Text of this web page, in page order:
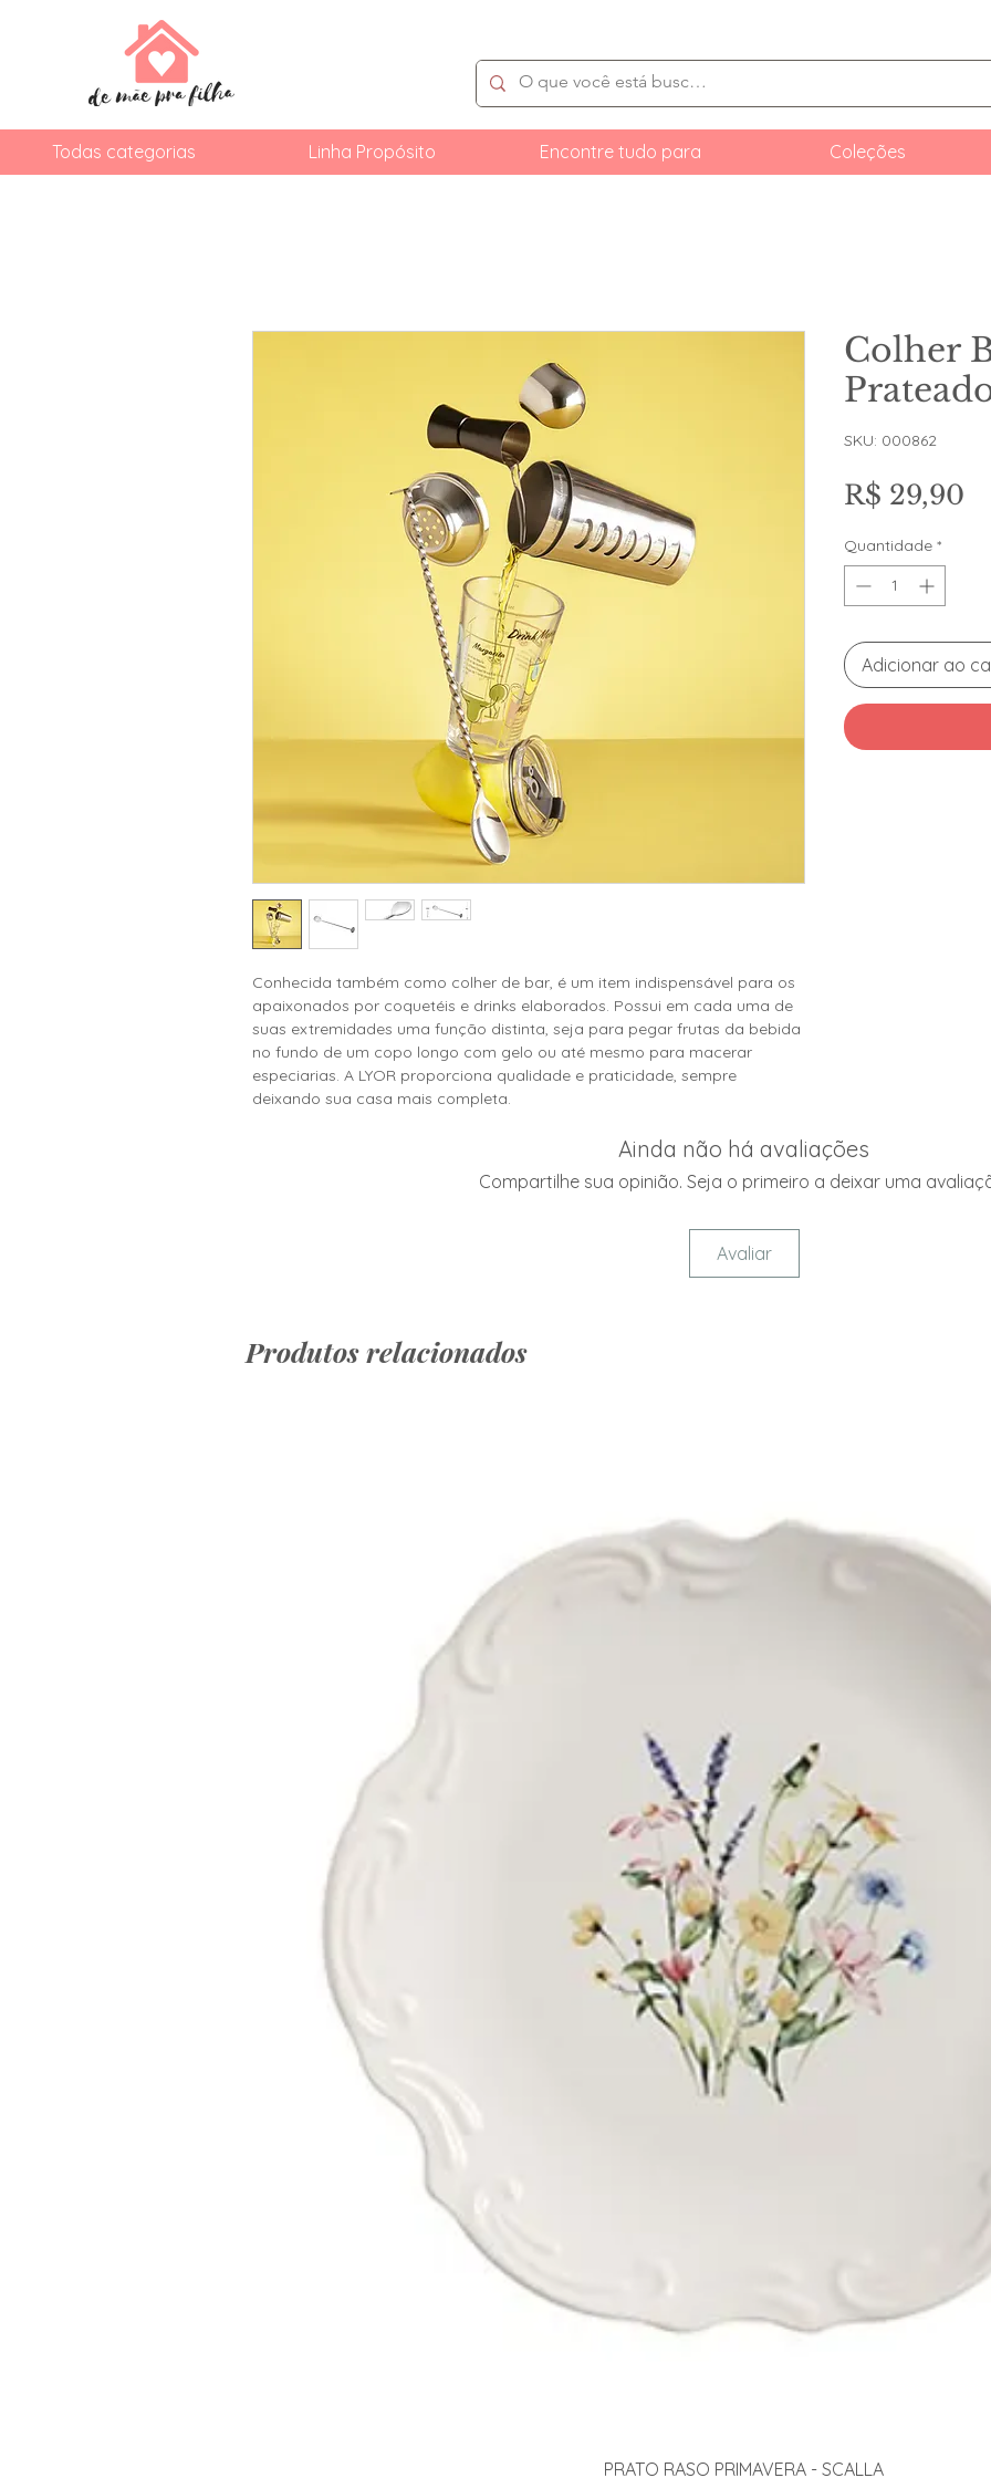
Todas categorias Linha Propósito Encontre tudo para Coleções
Conhecida também como colher de bar, é um item indispensável para os
apaixonados por coquetéis e drinks elaborados. Possui em cada uma de
suas extremidades uma função distinta, seja para pegar frutas da bebida
no fundo de um copo longo com gelo ou até mesmo para macerar
especiarias. A LYOR proporciona qualidade e praticidade, sempre
deixando sua casa mais completa.
Colher
SKU: 000862
R$ 29,90
Quantidade *
Adicionar ao
Ainda não há avaliações
Compartilhe sua opinião. Seja o primeiro a deixar uma
Avaliar
Produtos relacionados
Visualização rápida
PRATO RASO PRIMAVERA - SCALLA